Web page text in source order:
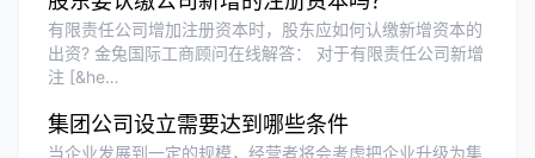
美！
香港公司注册和审计服务专业高效，非常
有限责任公司增加注册资本时，股东应如何认缴新增资本的
出资? 金兔国际工商顾问在线解答： 对于有限责任公司新增
注 [&he…
集团公司设立需要达到哪些条件
当企业发展到一定的规模，经营者将会考虑把企业升级为集